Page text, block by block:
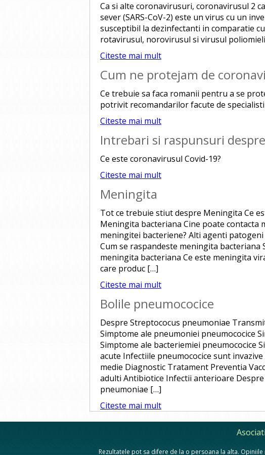
Ca si alte coronavirusuri, coronavirusul 2
sever (SARS-CoV-2) este un virus cu un
susceptibil la dezinfectanti in comparatie
rotavirusul, norovirusul si virusul
Citeste mai mult
Cum ne protejam de
Ce trebuie sa faca romanii pentru a se
potrivit recomandarilor facute de
Citeste mai mult
Intrebari si raspunsuri
Ce este coronavirusul Covid-19?
Citeste mai mult
Meningita
Tot ce trebuie stiut despre Meningita Ce
Meningita bacteriana Cine poate contacta
meningitei bacteriene? Alti agenti
Cum se raspandeste meningita
meningita bacteriana Ce este meningita
care produc […]
Citeste mai mult
Bolile pneumococice
Despre Streptococus pneumoniae
Simptome ale pneumoniei pneumococice
Simptome ale bacteriemiei pneumococice
acute Infectiile pneumococice sunt
medie Diagnostic Tratament Preventia
adulti Antibiotice Infectii anterioare
pneumoniae […]
Citeste mai mult
Rezultatele pot sa difere de la o persoana la alta.